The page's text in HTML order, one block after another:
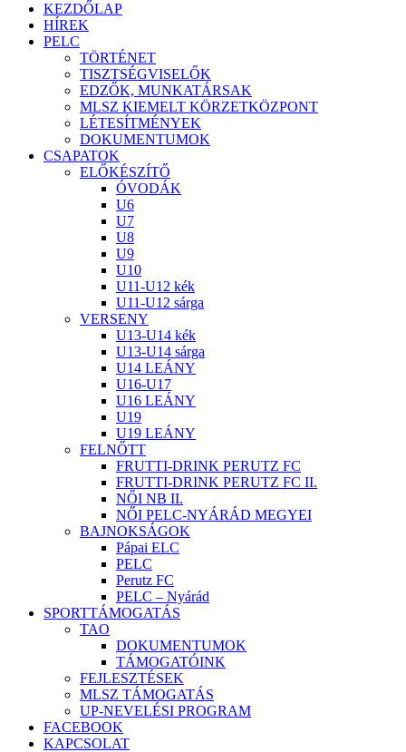
KEZDŐLAP
HÍREK
PELC
TÖRTÉNET
TISZTSÉGVISELŐK
EDZŐK, MUNKATÁRSAK
MLSZ KIEMELT KÖRZETKÖZPONT
LÉTESÍTMÉNYEK
DOKUMENTUMOK
CSAPATOK
ELŐKÉSZÍTŐ
ÓVODÁK
U6
U7
U8
U9
U10
U11-U12 kék
U11-U12 sárga
VERSENY
U13-U14 kék
U13-U14 sárga
U14 LEÁNY
U16-U17
U16 LEÁNY
U19
U19 LEÁNY
FELNŐTT
FRUTTI-DRINK PERUTZ FC
FRUTTI-DRINK PERUTZ FC II.
NŐI NB II.
NŐI PELC-NYÁRÁD MEGYEI
BAJNOKSÁGOK
Pápai ELC
PELC
Perutz FC
PELC – Nyárád
SPORTTÁMOGATÁS
TAO
DOKUMENTUMOK
TÁMOGATÓINK
FEJLESZTÉSEK
MLSZ TÁMOGATÁS
UP-NEVELÉSI PROGRAM
FACEBOOK
KAPCSOLAT